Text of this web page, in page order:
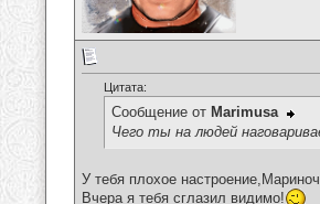
Цитата:
Сообщение от Marimusa
Чего ты на людей
У тебя плохое
Вчера я тебя сглазил видимо!